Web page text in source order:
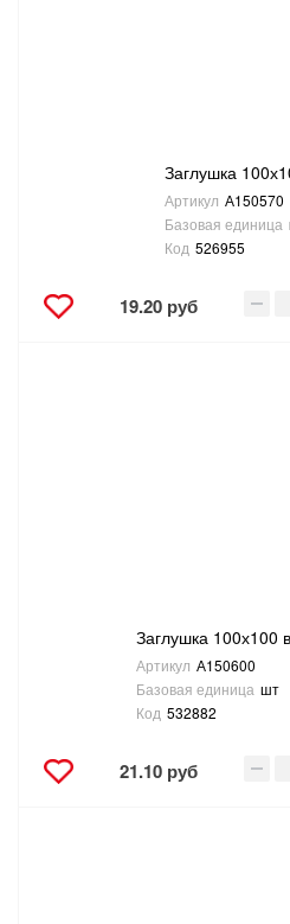
СТРЕМЯНКИ,ЛЕСТНИЦЫ
ЭЛЕКТРОМОНТАЖНЫЕ
Заглушка
Артикул А150570
Базовая единица
Код 526955
19.20 руб
Заглушка 100х100
Артикул А150600
Базовая единица шт
Код 532882
21.10 руб